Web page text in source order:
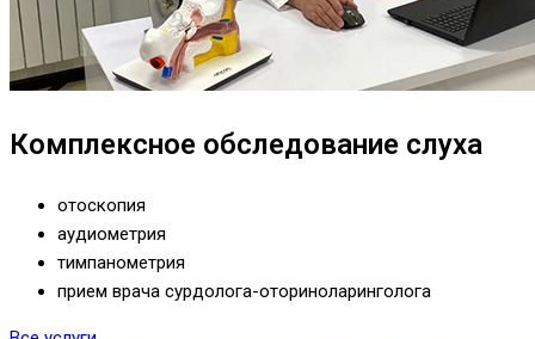
Комплексное обследование слуха
отоскопия
аудиометрия
тимпанометрия
прием врача сурдолога-оториноларинголога